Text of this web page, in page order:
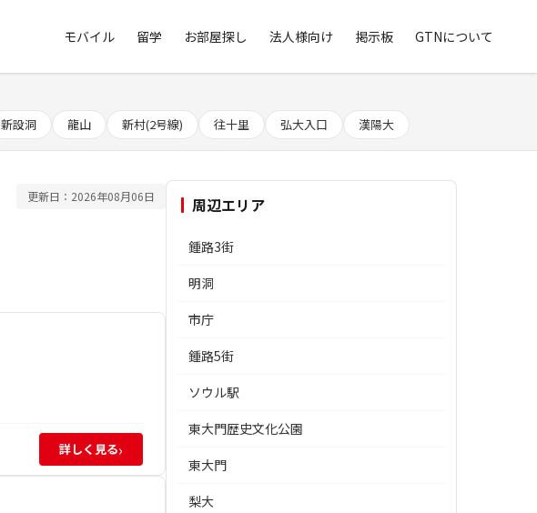
モバイル 留学 お部屋探し 法人様向け 掲示板 GTNについて
新設洞 龍山 新村(2号線) 往十里 弘大入口 漢陽大
更新日：2026年08月06日
詳しく見る›
周辺エリア
鍾路3街
明洞
市庁
鍾路5街
ソウル駅
東大門歴史文化公園
東大門
梨大